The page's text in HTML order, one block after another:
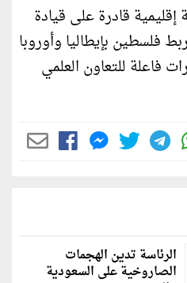
إقليمية قادرة على قيادة
فلسطين بإيطاليا وأوروبا
فاعلة للتعاون العلمي
الرئاسة تدين الهجمات
الصاروخية على السعودية